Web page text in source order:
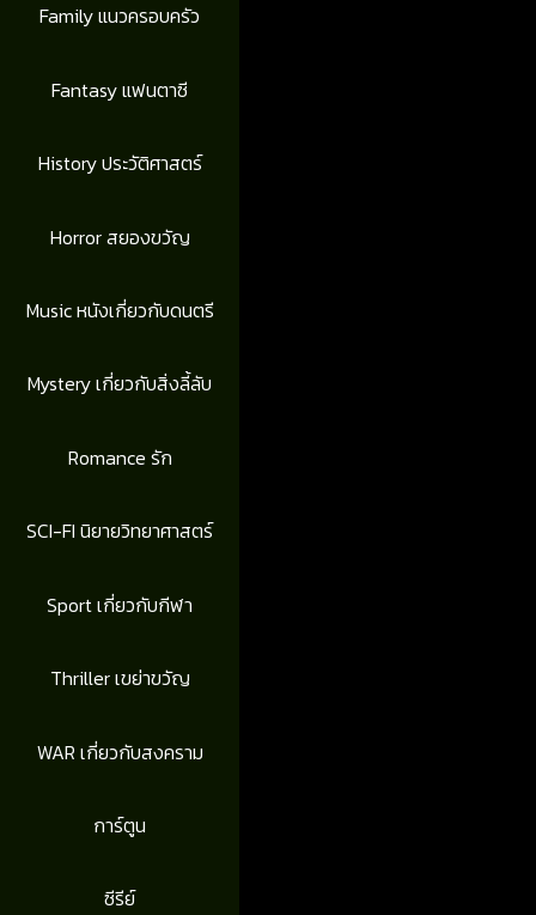
Family แนวครอบครัว
Fantasy แฟนตาซี
History ประวัติศาสตร์
Horror สยองขวัญ
Music หนังเกี่ยวกับดนตรี
Mystery เกี่ยวกับสิ่งลี้ลับ
Romance รัก
SCI-FI นิยายวิทยาศาสตร์
Sport เกี่ยวกับกีฬา
Thriller เขย่าขวัญ
WAR เกี่ยวกับสงคราม
การ์ตูน
ซีรีย์